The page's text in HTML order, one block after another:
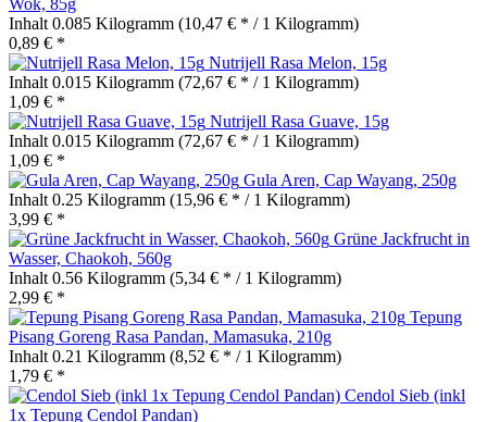
Inhalt 0.085 Kilogramm (10,47 € * / 1 Kilogramm)
0,89 € *
Nutrijell Rasa Melon, 15g
Inhalt 0.015 Kilogramm (72,67 € * / 1 Kilogramm)
1,09 € *
Nutrijell Rasa Guave, 15g
Inhalt 0.015 Kilogramm (72,67 € * / 1 Kilogramm)
1,09 € *
Gula Aren, Cap Wayang, 250g
Inhalt 0.25 Kilogramm (15,96 € * / 1 Kilogramm)
3,99 € *
Grüne Jackfrucht in
Wasser, Chaokoh, 560g
Inhalt 0.56 Kilogramm (5,34 € * / 1 Kilogramm)
2,99 € *
Tepung
Pisang Goreng Rasa Pandan, Mamasuka, 210g
Inhalt 0.21 Kilogramm (8,52 € * / 1 Kilogramm)
1,79 € *
Cendol Sieb (inkl
1x Tepung Cendol Pandan)